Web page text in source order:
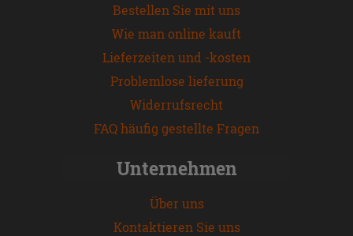
Bestellen Sie mit uns
Wie man online kauft
Lieferzeiten und -kosten
Problemlose lieferung
Widerrufsrecht
FAQ häufig gestellte Fragen
Unternehmen
Über uns
Kontaktieren Sie uns